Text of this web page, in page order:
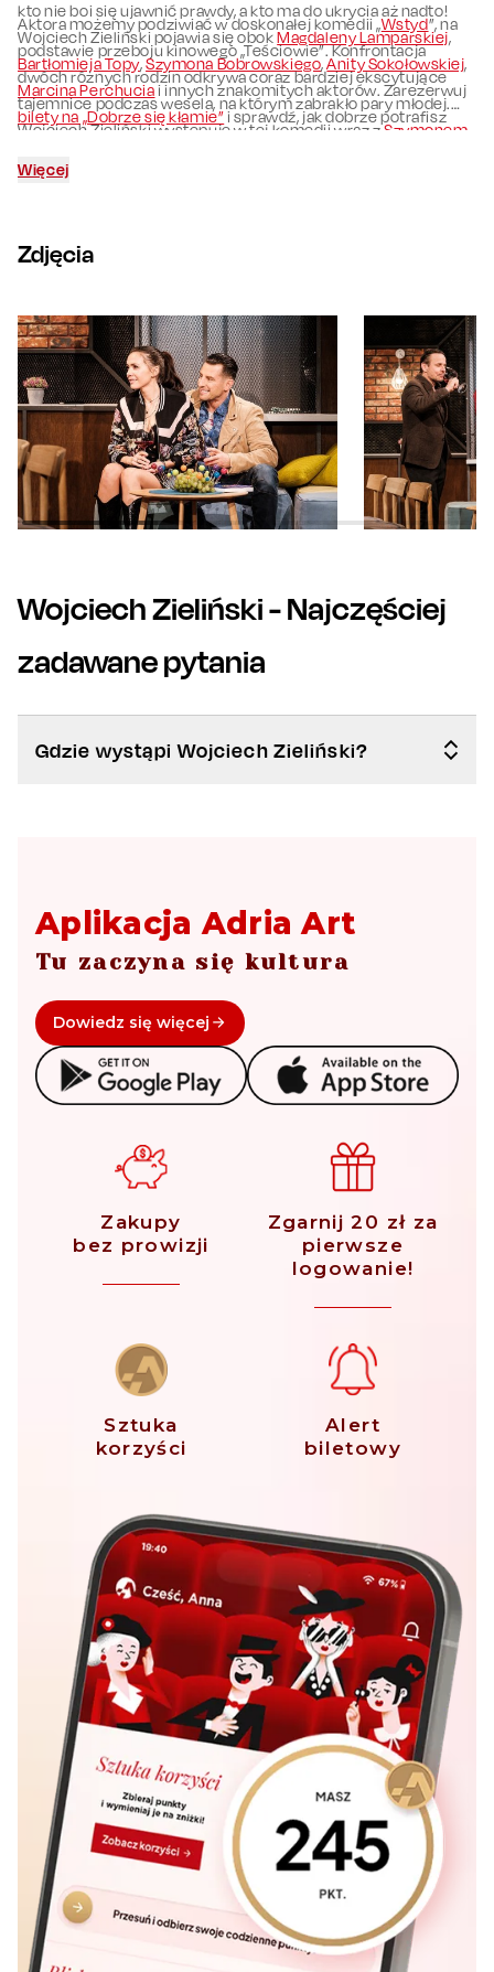
kto nie boi się ujawnić prawdy, a kto ma do ukrycia aż nadto!
Wojciech Zieliński pojawia się obokMagdaleny Lamparskiej,
Bartłomieja Topy,Szymona Bobrowskiego,Anity Sokołowskiej,
Marcina Perchuciai innych znakomitych aktorów. Zarezerwuj
bilety na „Dobrze się kłamie”i sprawdź, jak dobrze potrafisz
Aktora możemy podziwiać w doskonałej komedii „Wstyd”, na
podstawie przeboju kinowego „Teściowie”. Konfrontacja
dwóch różnych rodzin odkrywa coraz bardziej ekscytujące
tajemnice podczas wesela, na którym zabrakło pary młodej.
Wojciech Zieliński występuje w tej komedii wraz zSzymonem
Więcej
Zdjęcia
Wojciech Zieliński- Najczęściej
zadawane pytania
Gdzie wystąpi Wojciech Zieliński?
Aplikacja Adria Art
Tu zaczyna się kultura
Dowiedz się więcej
Zakupy
bez prowizji
Zgarnij 20 zł za
pierwsze
logowanie!
Sztuka
korzyści
Alert
biletowy